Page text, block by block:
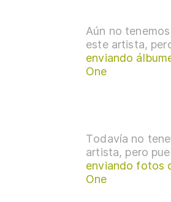
Aún no
este artista,
enviando
One
Todavía no
artista, pero
enviando fotos
One